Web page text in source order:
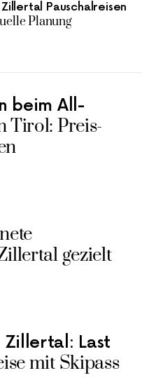
Pauschalreisen
Planung
beim All-
Tirol: Preis-
gezielt
Zillertal: Last
mit Skipass